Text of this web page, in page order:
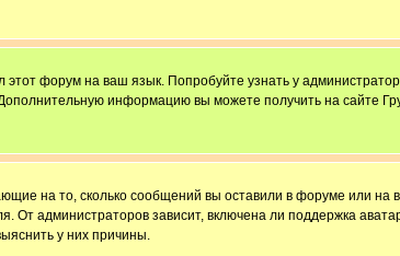
форум на ваш язык. Попробуйте узнать у
информацию вы можете получить на сайте
на то, сколько сообщений вы оставили в форуме или на
администраторов зависит, включена ли поддержка
у них причины.